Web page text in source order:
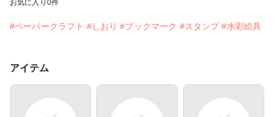
お気に入り 0件
#ペーパークラフト #しおり #ブックマーク #スタンプ #水彩絵具
アイテム